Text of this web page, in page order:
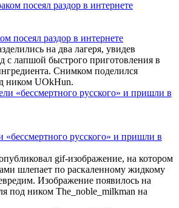
посеял раздор в интернете
на два лагеря, увидев
с лапшой быстрого приготовления в
Снимком поделился
ником UOkHun.
русского» и пришли в
gif-изображение, на котором
шлепает по раскаленному жидкому
Изображение появилось на
под ником The_noble_milkman на